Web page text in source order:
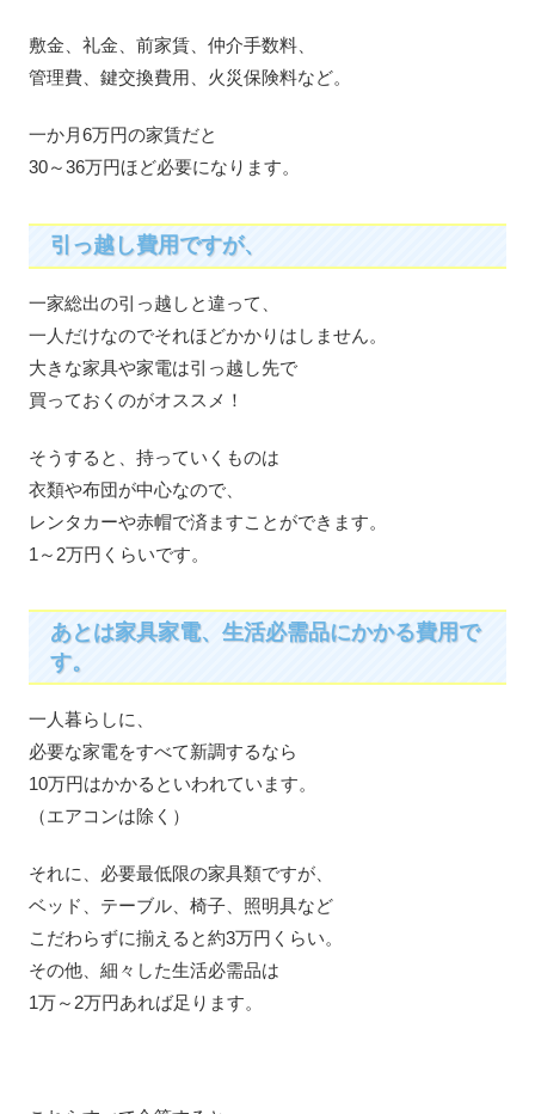
敷金、礼金、前家賃、仲介手数料、
管理費、鍵交換費用、火災保険料など。
一か月6万円の家賃だと
30～36万円ほど必要になります。
引っ越し費用ですが、
一家総出の引っ越しと違って、
一人だけなのでそれほどかかりはしません。
大きな家具や家電は引っ越し先で
買っておくのがオススメ！
そうすると、持っていくものは
衣類や布団が中心なので、
レンタカーや赤帽で済ますことができます。
1～2万円くらいです。
あとは家具家電、生活必需品にかかる費用で
す。
一人暮らしに、
必要な家電をすべて新調するなら
10万円はかかるといわれています。
（エアコンは除く）
それに、必要最低限の家具類ですが、
ベッド、テーブル、椅子、照明具など
こだわらずに揃えると約3万円くらい。
その他、細々した生活必需品は
1万～2万円あれば足ります。